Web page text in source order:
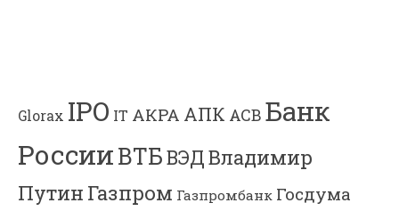
Glorax IPO IT АКРА АПК АСВ Банк
РоссииВТБВЭДВладимир
Путин Газпром Газпромбанк Госдума